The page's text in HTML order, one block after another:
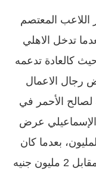
اللاعب المعتصم
تدخل الاهلي
كالعادة تدعمه
رجال الاعمال
لصالح الأحمر في
الإسماعيلي عرض
بعدما كان
النادي الاصفر قد عرض اللاعب للبيع مقابل 2 مليون جنيه